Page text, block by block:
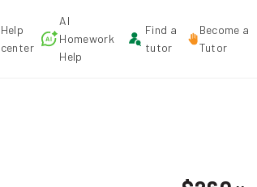
Help
center
AI
Homework
Help
Find a
tutor
Become a
Tutor